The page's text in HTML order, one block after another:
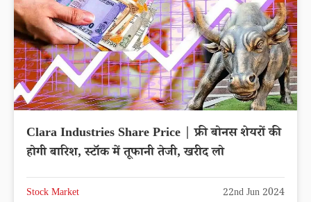
Clara Industries Share Price | फ्री बोनस शेयरों की
होगी बारिश, स्टॉक में तूफानी तेजी, खरीद लो
Stock Market 22nd Jun 2024